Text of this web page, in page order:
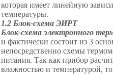
которая имеет линейную
температуры.
1.2 Блок-схема ЭИРТ
Блок-схема электронного
и фактически состоит из 3
непосредственно схемы
питания. Так как прибор
влажностью и температурой,